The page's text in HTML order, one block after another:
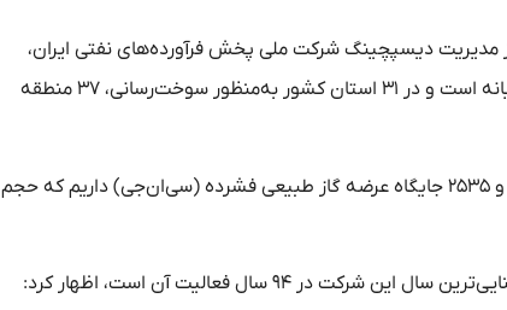
مدیریت دیسپچینگ شرکت ملی پخش فرآورده‌های نفتی ایران،
گفت: این شرکت بزرگ‌ترین شرکت اقتصادی توزیع فرآورده‌های نفتی در خاورمیانه است و در ۳۱ استان کشور به‌منظور سوخت‌رسانی، ۳۷ منطقه
وی افزود: همچنین ۵۳ مرکز سوختگیری هواپیمایی، ۴۲۰۰ عرضه سوخت مایع و ۲۵۳۵ جایگاه عرضه گاز طبیعی فشرده (سی‌ان‌جی) داریم که حجم
مدیرعامل شرکت ملی پخش فرآورده‌های نفتی ایران با بیان اینکه امسال استثنایی‌ترین سال این شرکت در ۹۴ سال فعالیت آن است، اظهار کرد: